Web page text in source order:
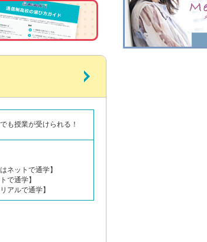
も授業が受けられる！
ネットで通学】
で通学】
アルで通学】